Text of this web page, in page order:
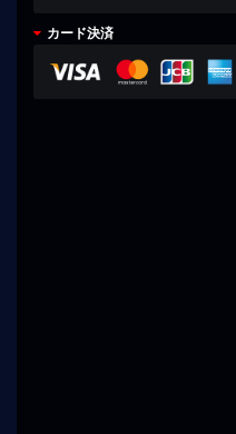
カード決済